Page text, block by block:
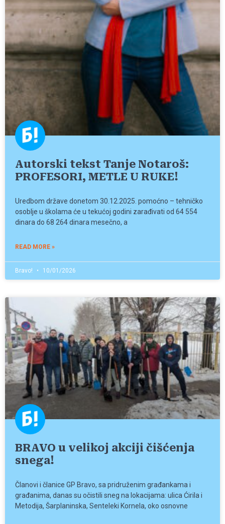
Autorski tekst Tanje Notaroš:
PROFESORI, METLE U RUKE!
Uredbom države donetom 30.12.2025. pomoćno – tehničko
osoblje u školama će u tekućoj godini zarađivati od 64 554
dinara do 68 264 dinara mesečno, a
READ MORE »
Bravo! 10/01/2026
BRAVO u velikoj akciji čišćenja
snega!
Članovi i članice GP Bravo, sa pridruženim građankama i
građanima, danas su očistili sneg na lokacijama: ulica Ćirila i
Metodija, Šarplaninska, Senteleki Kornela, oko osnovne